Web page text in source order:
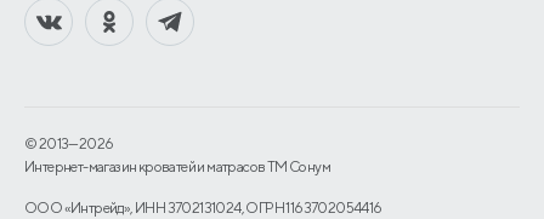
© 2013—2026
Интернет-магазин кроватей и матрасов TM Сонум
ООО «Интрейд», ИНН 3702131024, ОГРН 1163702054416